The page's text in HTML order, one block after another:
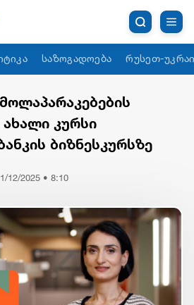
საზოგადოება რუსეთ-
ახალი კურსი
ბიზნესკურსზე
1/12/2025 • 8:10